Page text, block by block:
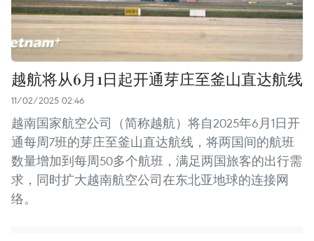
越航将从6月1日起开通芽庄至釜山直达航线
11/02/2025 02:46
越南国家航空公司（简称越航）将自2025年6月1日开
通每周7班的芽庄至釜山直达航线，将两国间的航班
数量增加到每周50多个航班，满足两国旅客的出行需
求，同时扩大越南航空公司在东北亚地球的连接网
络。